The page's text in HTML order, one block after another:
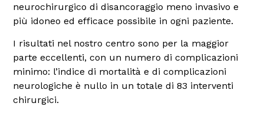
neurochirurgico di disancoraggio meno invasivo e
più idoneo ed efficace possibile in ogni paziente.
I risultati nel nostro centro sono per la maggior
parte eccellenti, con un numero di complicazioni
minimo: l’indice di mortalità e di complicazioni
neurologiche è nullo in un totale di 83 interventi
chirurgici.